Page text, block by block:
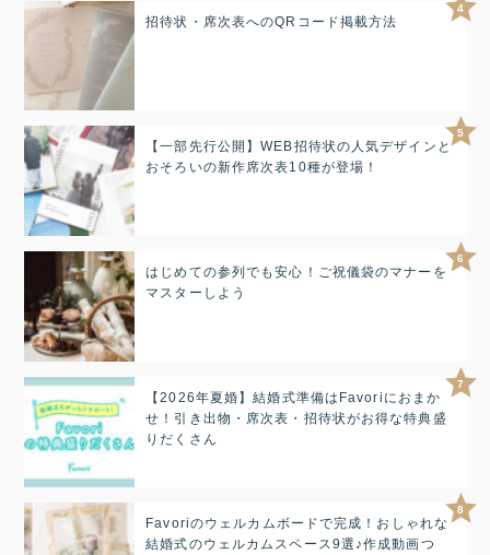
4
招待状・席次表へのQRコード掲載方法
5
【一部先行公開】WEB招待状の人気デザインと
おそろいの新作席次表10種が登場！
6
はじめての参列でも安心！ご祝儀袋のマナーを
マスターしよう
7
【2026年夏婚】結婚式準備はFavoriにおまか
せ！引き出物・席次表・招待状がお得な特典盛
りだくさん
8
Favoriのウェルカムボードで完成！おしゃれな
結婚式のウェルカムスペース9選♪作成動画つ